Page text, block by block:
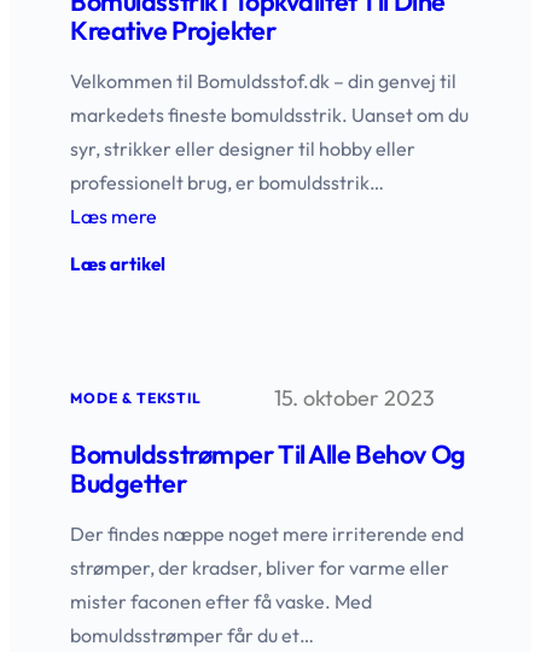
Kreative Projekter
Velkommen til Bomuldsstof.dk – din genvej til
markedets fineste bomuldsstrik. Uanset om du
syr, strikker eller designer til hobby eller
professionelt brug, er bomuldsstrik…
Læs mere
Læs artikel:
kreative
MODE & TEKSTIL 15. oktober 2023
Bomuldsstrømper Til Alle Behov Og
Budgetter
Der findes næppe noget mere irriterende end
strømper, der kradser, bliver for varme eller
mister faconen efter få vaske. Med
bomuldsstrømper får du et…